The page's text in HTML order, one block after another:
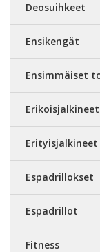
Deosuihkeet
Ensikengät
Ensimmäiset
Erikoisjalkineet
Erityisjalkineet
Espadrillokset
Espadrillot
Fitness